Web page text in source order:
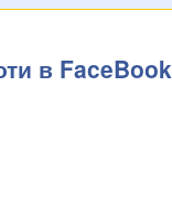
в FaceBook